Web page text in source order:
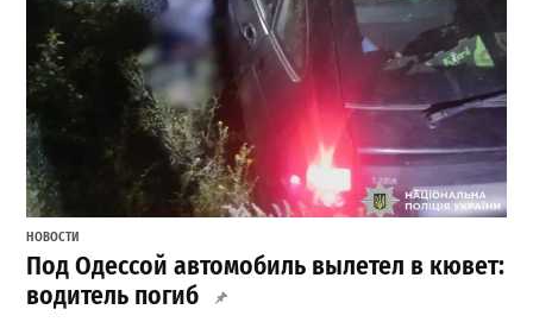
НОВОСТИ
Под Одессой автомобиль вылетел в кювет:
водитель погиб